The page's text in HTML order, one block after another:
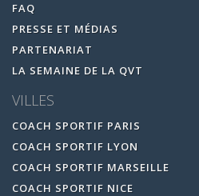
FAQ
PRESSE ET MÉDIAS
PARTENARIAT
LA SEMAINE DE LA QVT
VILLES
COACH SPORTIF PARIS
COACH SPORTIF LYON
COACH SPORTIF MARSEILLE
COACH SPORTIF NICE